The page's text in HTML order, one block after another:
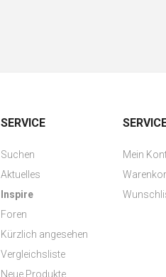
SERVICE
Suchen
Aktuelles
Inspire
Foren
Kürzlich angesehen
Vergleichsliste
Neue Produkte
Mein